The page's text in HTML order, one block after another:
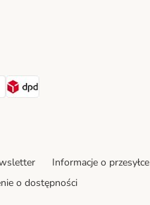
Shipping Method
ORLEN Paczka. Shipping Method
Informacje o przesyłce
o dostępności